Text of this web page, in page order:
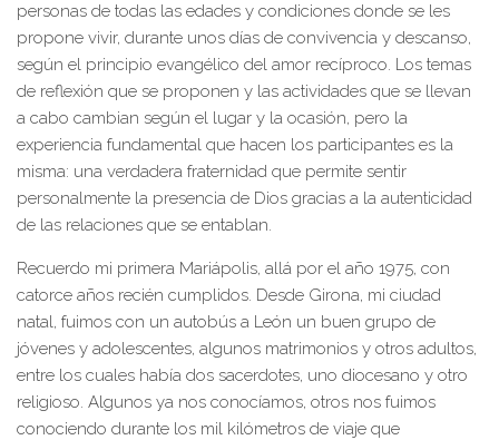
personas de todas las edades y condiciones donde se les
propone vivir, durante unos días de convivencia y descanso,
según el principio evangélico del amor recíproco. Los temas
de reflexión que se proponen y las actividades que se llevan
a cabo cambian según el lugar y la ocasión, pero la
experiencia fundamental que hacen los participantes es la
misma: una verdadera fraternidad que permite sentir
personalmente la presencia de Dios gracias a la autenticidad
de las relaciones que se entablan.
Recuerdo mi primera Mariápolis, allá por el año 1975, con
catorce años recién cumplidos. Desde Girona, mi ciudad
natal, fuimos con un autobús a León un buen grupo de
jóvenes y adolescentes, algunos matrimonios y otros adultos,
entre los cuales había dos sacerdotes, uno diocesano y otro
religioso. Algunos ya nos conocíamos, otros nos fuimos
conociendo durante los mil kilómetros de viaje que